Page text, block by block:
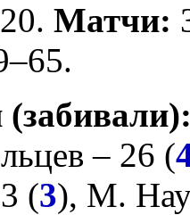
20.Матчи:
– 26 (
(3), М.